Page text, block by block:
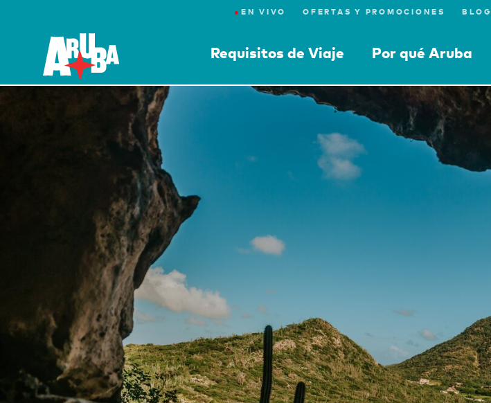
● EN VIVO OFERTAS Y PROMOCIONES BLOG
Requisitos de Viaje Por qué Aruba